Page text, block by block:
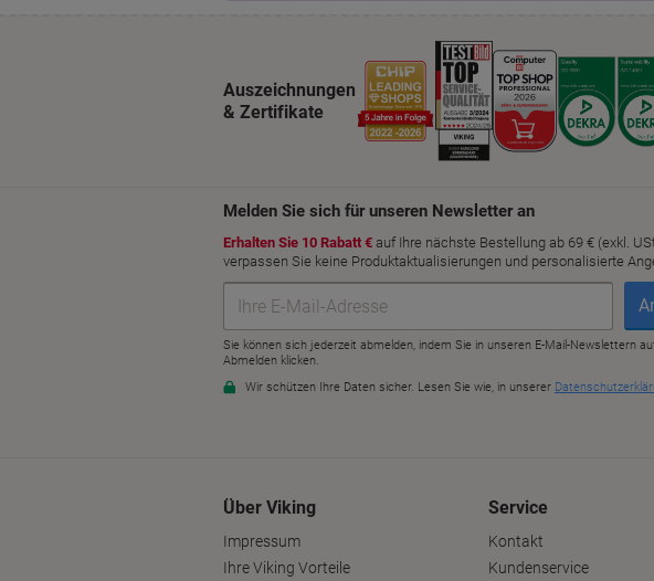
Auszeichnungen
& Zertifikate
Über Viking
Impressum
Ihre Viking Vorteile
Service
Kontakt
Kundenservice